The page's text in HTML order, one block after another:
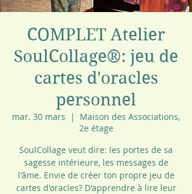
COMPLET Atelier
SoulCollage®: jeu de
cartes d'oracles
personnel
mar. 30 mars
  |
Maison des Associations,
2e étage
SoulCollage veut dire: les portes de sa
sagesse intérieure, les messages de
l'âme. Envie de créer ton propre jeu de
cartes d'oracles? D'apprendre à lire leur